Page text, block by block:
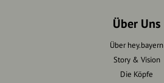
Über Uns
Über hey.bayern
Story & Vision
Die Köpfe